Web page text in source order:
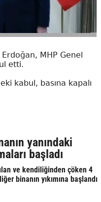
MHP Genel
etti.
kabul, basına kapalı
yanındaki
başladı
ve kendiliğinden çöken 4
binanın yıkımına başlandı